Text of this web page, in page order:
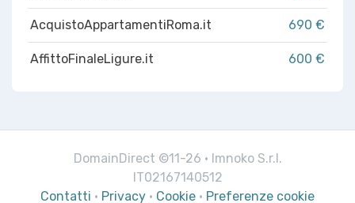
AcquistoAppartamentiRoma.it 690 €
AffittoFinaleLigure.it 600 €
DomainDirect ©11-26 · Imnoko S.r.l.
IT02167140512
Contatti · Privacy · Cookie · Preferenze cookie